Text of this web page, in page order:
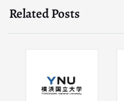
Related Posts